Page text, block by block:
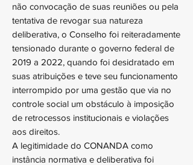
não convocação de suas reuniões ou pela
tentativa de revogar sua natureza
deliberativa, o Conselho foi reiteradamente
tensionado durante o governo federal de
2019 a 2022, quando foi desidratado em
suas atribuições e teve seu funcionamento
interrompido por uma gestão que via no
controle social um obstáculo à imposição
de retrocessos institucionais e violações
aos direitos.
A legitimidade do CONANDA como
instância normativa e deliberativa foi